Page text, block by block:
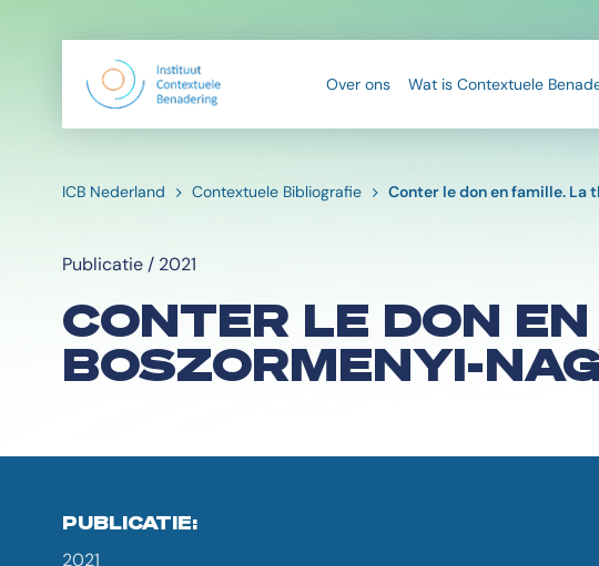
Over ons Wat is Contextuele
ICB Nederland Contextuele Bibliografie Conter le don en famille. La
Publicatie / 2021
CONTER LE DON
BOSZORMENYI-
PUBLICATIE:
2021